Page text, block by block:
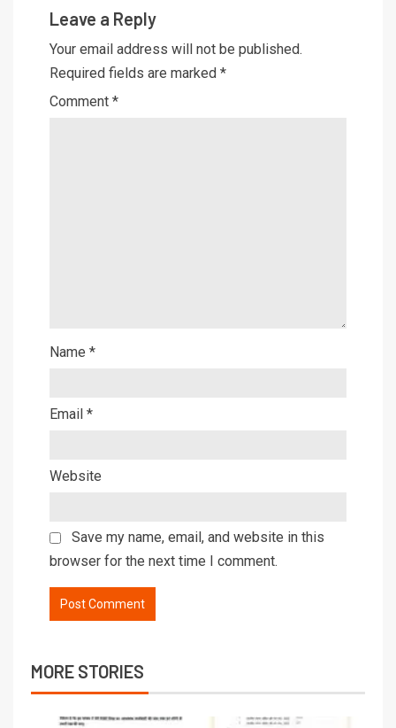
Leave a Reply
Your email address will not be published.
Required fields are marked *
Comment *
Name *
Email *
Website
Save my name, email, and website in this
browser for the next time I comment.
MORE STORIES